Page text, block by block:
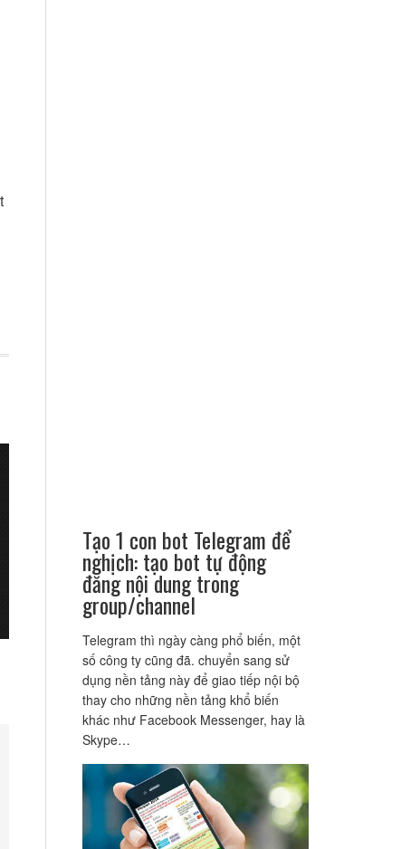
Tạo 1 con bot Telegram để
nghịch: tạo bot tự động
đăng nội dung trong
group/channel
Telegram thì ngày càng phổ biến, một
số công ty cũng đã. chuyển sang sử
dụng nền tảng này để giao tiếp nội bộ
thay cho những nền tảng khổ biến
khác như Facebook Messenger, hay là
Skype…